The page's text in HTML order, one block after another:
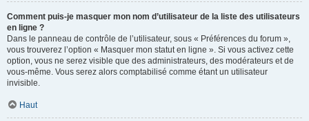
Comment puis-je masquer mon nom d’utilisateur de la liste des utilisateurs
en ligne ?
Dans le panneau de contrôle de l’utilisateur, sous « Préférences du forum »,
vous trouverez l’option « Masquer mon statut en ligne ». Si vous activez cette
option, vous ne serez visible que des administrateurs, des modérateurs et de
vous-même. Vous serez alors comptabilisé comme étant un utilisateur
invisible.
Haut